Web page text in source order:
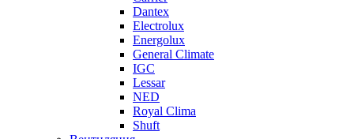
Dantex
Electrolux
Energolux
General Climate
IGC
Lessar
NED
Royal Clima
Shuft